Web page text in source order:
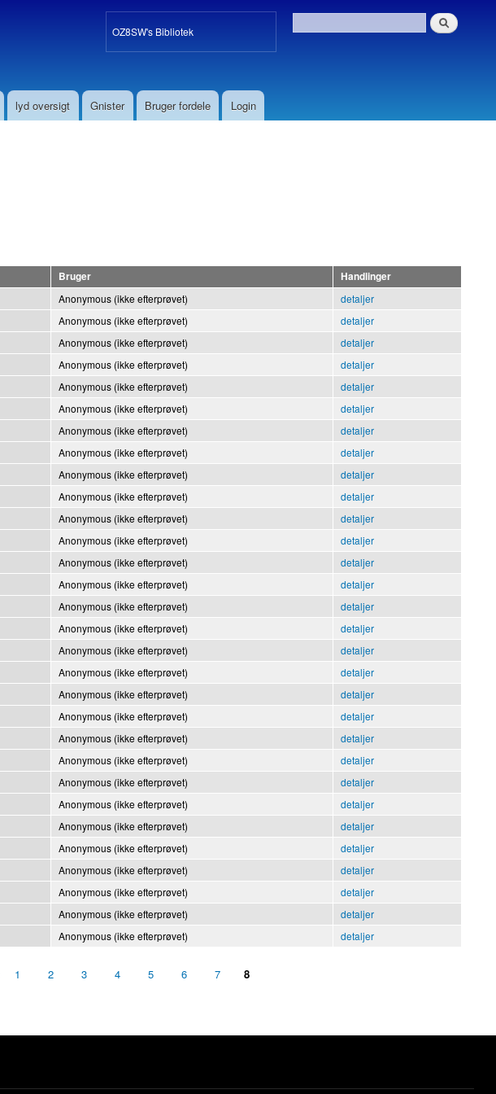
OZ8SW's Bibliotek
lyd oversigt Gnister Bruger fordele Login
Bruger
Handlinger
Anonymous (ikke efterprøvet)
detaljer
Anonymous (ikke efterprøvet)
detaljer
Anonymous (ikke efterprøvet)
detaljer
Anonymous (ikke efterprøvet)
detaljer
Anonymous (ikke efterprøvet)
detaljer
Anonymous (ikke efterprøvet)
detaljer
Anonymous (ikke efterprøvet)
detaljer
Anonymous (ikke efterprøvet)
detaljer
Anonymous (ikke efterprøvet)
detaljer
Anonymous (ikke efterprøvet)
detaljer
Anonymous (ikke efterprøvet)
detaljer
Anonymous (ikke efterprøvet)
detaljer
Anonymous (ikke efterprøvet)
detaljer
Anonymous (ikke efterprøvet)
detaljer
Anonymous (ikke efterprøvet)
detaljer
Anonymous (ikke efterprøvet)
detaljer
Anonymous (ikke efterprøvet)
detaljer
Anonymous (ikke efterprøvet)
detaljer
Anonymous (ikke efterprøvet)
detaljer
Anonymous (ikke efterprøvet)
detaljer
Anonymous (ikke efterprøvet)
detaljer
Anonymous (ikke efterprøvet)
detaljer
Anonymous (ikke efterprøvet)
detaljer
Anonymous (ikke efterprøvet)
detaljer
Anonymous (ikke efterprøvet)
detaljer
Anonymous (ikke efterprøvet)
detaljer
Anonymous (ikke efterprøvet)
detaljer
Anonymous (ikke efterprøvet)
detaljer
Anonymous (ikke efterprøvet)
detaljer
Anonymous (ikke efterprøvet) detaljer
1 2 3 4 5 6 7 8